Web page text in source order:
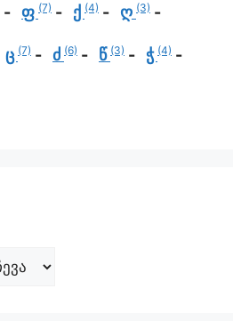
ფ (7) ქ (4) ღ (3)
ც (7) ძ (6) წ (3) ჭ (4)